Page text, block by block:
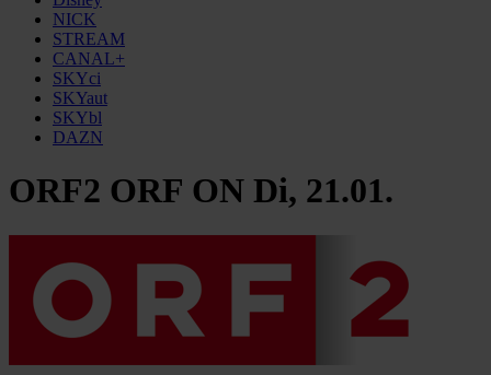
NICK
STREAM
CANAL+
SKYci
SKYaut
SKYbl
DAZN
ORF2 ORF ON Di, 21.01.